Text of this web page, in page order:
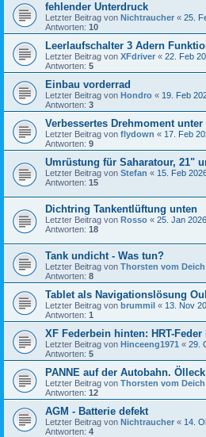
fehlender Unterdruck
Letzter Beitrag von Nichtraucher « 25.
Antworten: 10
Leerlaufschalter 3 Adern
Letzter Beitrag von XFdriver « 22. Feb
Antworten: 5
Einbau vorderrad
Letzter Beitrag von Hondro « 19. Feb
Antworten: 3
Verbessertes Drehmoment unter
Letzter Beitrag von flydown « 17. Feb
Antworten: 9
Umrüstung für Saharatour, 21"
Letzter Beitrag von Stefan « 15. Feb
Antworten: 15
Dichtring Tankentlüftung unten
Letzter Beitrag von Rosso « 25. Jan
Antworten: 18
Tank undicht - Was tun?
Letzter Beitrag von Thorsten vom Deich
Antworten: 8
Tablet als Navigationslösung
Letzter Beitrag von brummil « 13. Nov
Antworten: 1
XF Federbein hinten: HRT-
Letzter Beitrag von Hinceeng1971 « 29.
Antworten: 5
PANNE auf der Autobahn.
Letzter Beitrag von Thorsten vom Deich
Antworten: 12
AGM - Batterie defekt
Letzter Beitrag von Nichtraucher « 14.
Antworten: 4